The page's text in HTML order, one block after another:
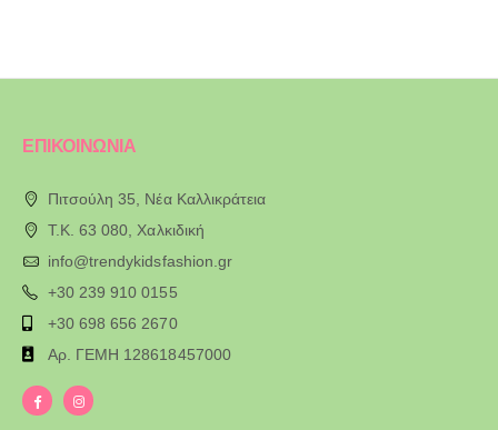
ΕΠΙΚΟΙΝΩΝΙΑ
Πιτσούλη 35, Νέα Καλλικράτεια
T.K. 63 080, Χαλκιδική
info@trendykidsfashion.gr
+30 239 910 0155
+30 698 656 2670
Αρ. ΓΕΜΗ 128618457000